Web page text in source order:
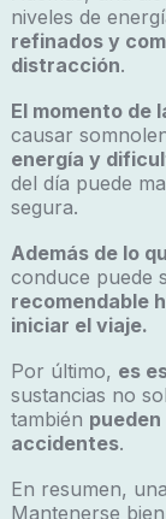
niveles de
refinados y
distracción.
El momento de
causar
energía y
del día puede
segura.
Además de lo
conduce puede
recomendable
iniciar el viaje.
Por último, es
sustancias no
también
accidentes.
En resumen,
Mantenerse